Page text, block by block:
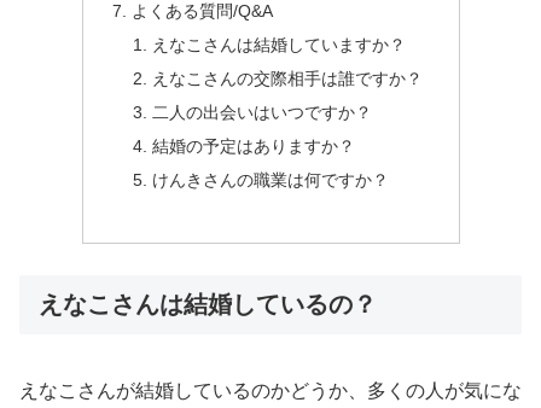
よくある質問/Q&A
えなこさんは結婚していますか？
えなこさんの交際相手は誰ですか？
二人の出会いはいつですか？
結婚の予定はありますか？
けんきさんの職業は何ですか？
えなこさんは結婚しているの？
えなこさんが結婚しているのかどうか、多くの人が気にな